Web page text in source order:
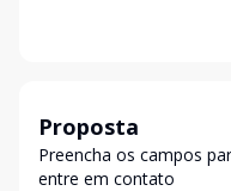
Proposta
Preencha os campos
entre em contato